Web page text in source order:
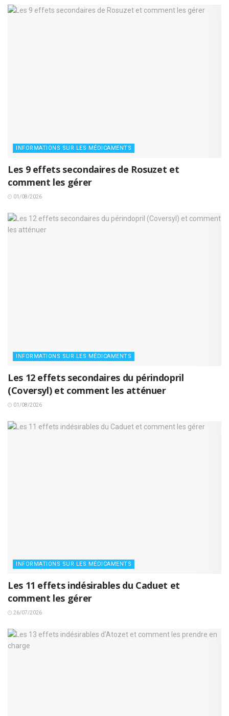
INFORMATIONS SUR LES MÉDICAMENTS
Les 9 effets secondaires de Rosuzet et
comment les gérer
01/08/2026
INFORMATIONS SUR LES MÉDICAMENTS
Les 12 effets secondaires du périndopril
(Coversyl) et comment les atténuer
01/08/2026
INFORMATIONS SUR LES MÉDICAMENTS
Les 11 effets indésirables du Caduet et
comment les gérer
26/07/2026